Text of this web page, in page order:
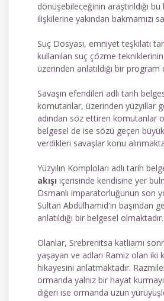
dönüşebileceğinin araştırıldığı
ilişkilerine yakından bakmamızı
Suç Dosyası, emniyet teşkilatı
kullanılan suç çözme
üzerinden anlatıldığı bir program
Savaşın efendileri adlı tarih
komutanlar, üzerinden yüzyıllar
adından söz ettiren komutanlar
belgesel de ise sözü geçen
verdikleri savaşlar konu
Yüzyılın Komploları adlı tarih
akışı içerisinde kendisine yer
Osmanlı imparatorluğunun son
Sultan Abdülhamid'in başından
anlatıldığı bir belgesel olmaktadır.
Olanlar, Srebrenitsa katliamı
yaşayan ve adları Ramiz olan iki
hikayesini anlatmaktadır.
ormanda yalnız bir hayat
diğeri ise ormanda uzun